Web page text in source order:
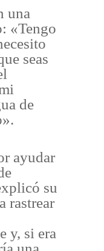
una
«Tengo
seas
de
ayudar
su
rastrear
y, si era